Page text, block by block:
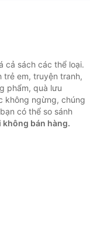
cả sách các thể loại.
trẻ em, truyện tranh,
phẩm, quà lưu
không ngừng, chúng
có thể so sánh
không bán hàng.